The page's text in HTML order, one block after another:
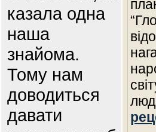
казала одна
наша
знайома.
Тому нам
доводиться
давати